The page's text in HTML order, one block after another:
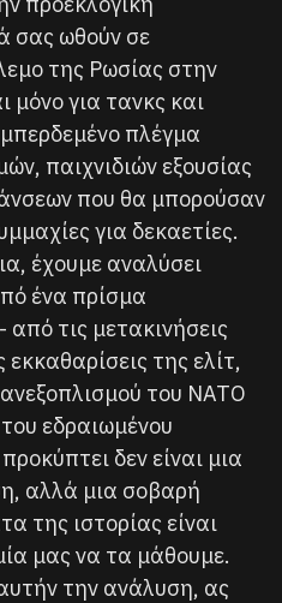
σας ωθούν σε
της Ρωσίας στην
μόνο για τανκς και
πλέγμα
παιχνιδιών εξουσίας
που θα μπορούσαν
για δεκαετίες.
έχουμε αναλύσει
ένα πρίσμα
από τις μετακινήσεις
της ελίτ,
του ΝΑΤΟ
εδραιωμένου
δεν είναι μια
αλλά μια σοβαρή
της ιστορίας είναι
μας να τα μάθουμε.
την ανάλυση, ας